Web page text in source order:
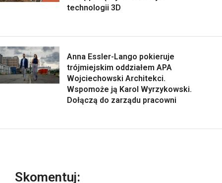
technologii 3D
Anna Essler-Lango pokieruje
trójmiejskim oddziałem APA
Wojciechowski Architekci.
Wspomoże ją Karol Wyrzykowski.
Dołączą do zarządu pracowni
Skomentuj: